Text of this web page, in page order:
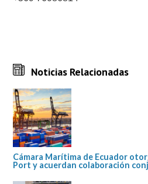
Noticias Relacionadas
Cámara Marítima de Ecuador
Port y acuerdan colaboración